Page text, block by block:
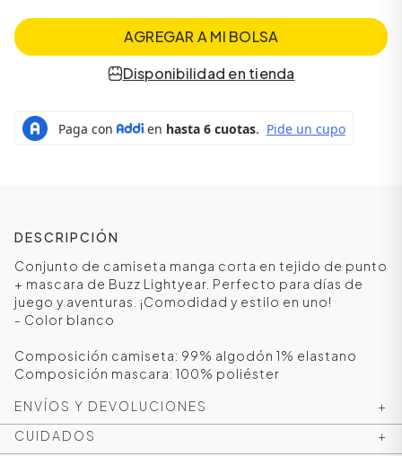
AGREGAR A MI BOLSA
Disponibilidad en tienda
DESCRIPCIÓN
Conjunto de camiseta manga corta en tejido de punto
+ mascara de Buzz Lightyear. Perfecto para días de
juego y aventuras. ¡Comodidad y estilo en uno!
- Color blanco
Composición camiseta: 99% algodón 1% elastano
Composición mascara: 100% poliéster
ENVÍOS Y DEVOLUCIONES
+
CUIDADOS
+